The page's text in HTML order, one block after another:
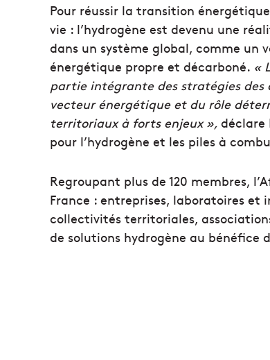
Pour réussir la transition
vie : l’hydrogène est devenu une
dans un système global, comme
énergétique propre et décarboné. «
partie intégrante des stratégies
vecteur énergétique et du rôle
territoriaux à forts enjeux », déclare
pour l’hydrogène et les piles à
Regroupant plus de 120 membres,
France : entreprises, laboratoires
collectivités territoriales,
de solutions hydrogène au